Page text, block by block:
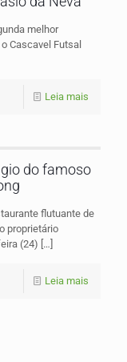
melhor
Cascavel Futsal
Leia mais
do famoso
flutuante de
proprietário
(24) […]
Leia mais